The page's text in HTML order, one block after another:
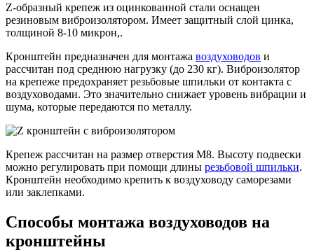
Z-образный крепеж из оцинкованной стали оснащен
резиновым виброизолятором. Имеет защитный слой цинка,
толщиной 8-10 микрон,.
Кронштейн предназначен для монтажа воздуховодов и
рассчитан под среднюю нагрузку (до 230 кг). Виброизолятор
на крепеже предохраняет резьбовые шпильки от контакта с
воздуховодами. Это значительно снижает уровень вибрации и
шума, которые передаются по металлу.
Крепеж рассчитан на размер отверстия М8. Высоту подвески
можно регулировать при помощи длины резьбовой шпильки.
Кронштейн необходимо крепить к воздуховоду саморезами
или заклепками.
Способы монтажа воздуховодов на
кронштейны